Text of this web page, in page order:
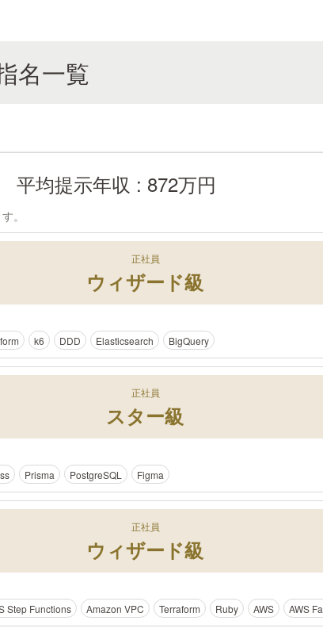
名一覧
平均提示年収 : 872万円
。
正社員
ウィザード級
k6 DDD Elasticsearch BigQuery
正社員
スター級
Prisma PostgreSQL Figma
正社員
ウィザード級
Step Functions Amazon VPC Terraform Ruby AWS AWS